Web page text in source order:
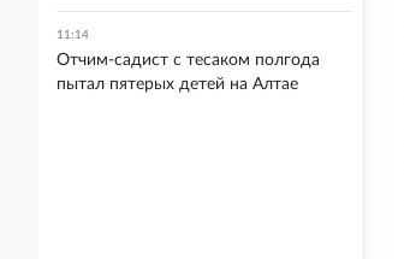
11:14
Отчим-садист с тесаком полгода
пытал пятерых детей на Алтае